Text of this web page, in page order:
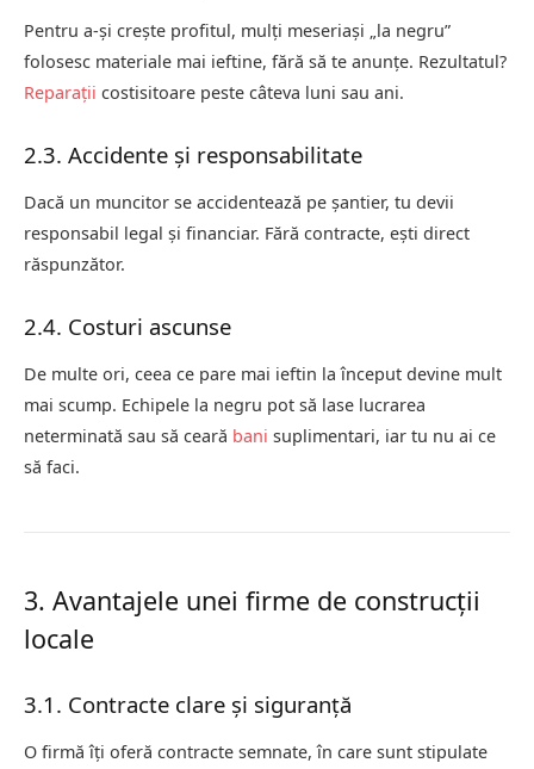
Pentru a-și crește profitul, mulți meseriași „la negru”
folosesc materiale mai ieftine, fără să te anunțe. Rezultatul?
Reparații costisitoare peste câteva luni sau ani.
2.3. Accidente și responsabilitate
Dacă un muncitor se accidentează pe șantier, tu devii
responsabil legal și financiar. Fără contracte, ești direct
răspunzător.
2.4. Costuri ascunse
De multe ori, ceea ce pare mai ieftin la început devine mult
mai scump. Echipele la negru pot să lase lucrarea
neterminată sau să ceară bani suplimentari, iar tu nu ai ce
să faci.
3. Avantajele unei firme de construcții
locale
3.1. Contracte clare și siguranță
O firmă îți oferă contracte semnate, în care sunt stipulate